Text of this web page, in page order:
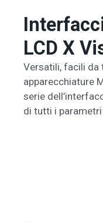
LCD X
Versatili, facili da
apparecchiature
serie
di tutti i